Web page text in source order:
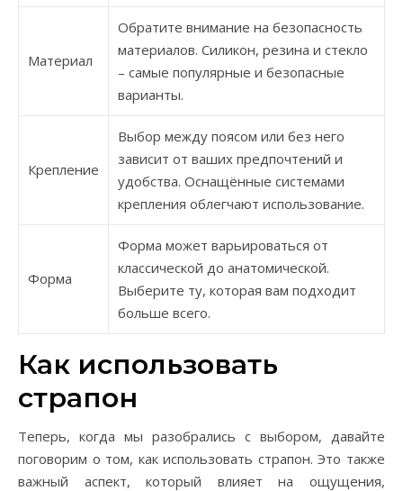
Материал
Обратите внимание на безопасность
материалов. Силикон, резина и стекло
– самые популярные и безопасные
варианты.
Крепление
Выбор между поясом или без него
зависит от ваших предпочтений и
удобства. Оснащённые системами
крепления облегчают использование.
Форма
Форма может варьироваться от
классической до анатомической.
Выберите ту, которая вам подходит
больше всего.
Как использовать
страпон
Теперь, когда мы разобрались с выбором, давайте
поговорим о том, как использовать страпон. Это также
важный аспект, который влияет на ощущения,